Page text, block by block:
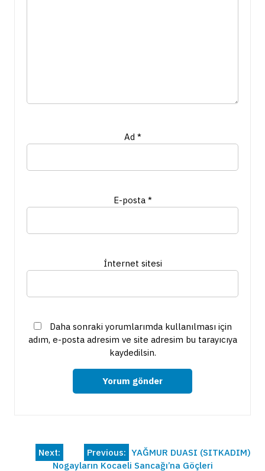
Ad *
E-posta *
İnternet sitesi
Daha sonraki yorumlarımda kullanılması için
adım, e-posta adresim ve site adresim bu tarayıcıya
kaydedilsin.
Yazı
Previous: YAĞMUR DUASI (SITKADIM)
Next:
Nogayların Kocaeli Sancağı’na Göçleri